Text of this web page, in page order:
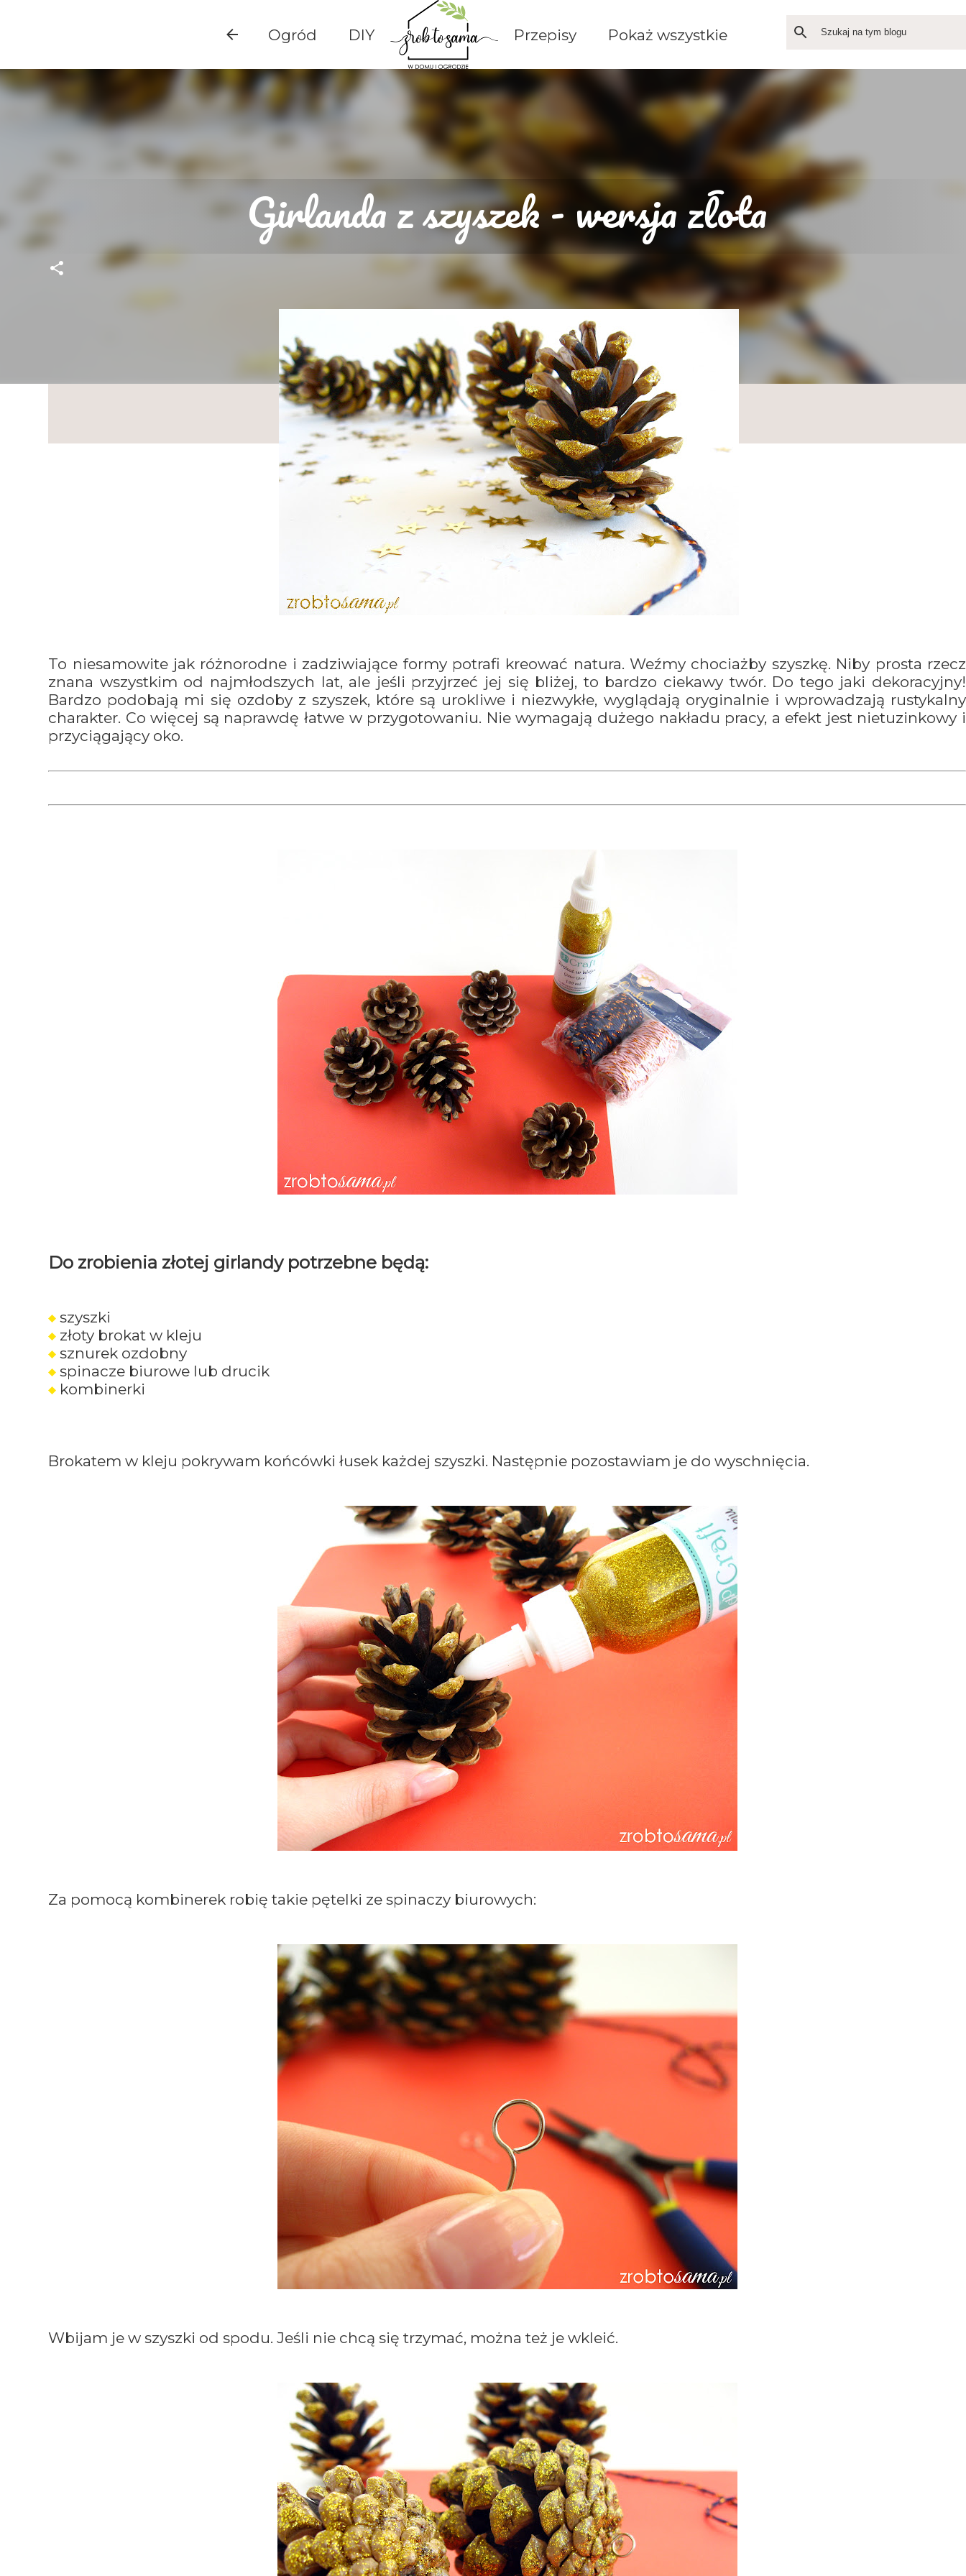
Przejdź do głównej zawartości
Ogród
DIY Przepisy Pokaż wszystkie
Girlanda z szyszek - wersja złota
To niesamowite jak różnorodne i zadziwiające formy potrafi kreować natura. Weźmy chociażby szyszkę. Niby prosta rzecz
znana wszystkim od najmłodszych lat, ale jeśli przyjrzeć jej się bliżej, to bardzo ciekawy twór. Do tego jaki dekoracyjny!
Bardzo podobają mi się ozdoby z szyszek, które są urokliwe i niezwykłe, wyglądają oryginalnie i wprowadzają rustykalny
charakter. Co więcej są naprawdę łatwe w przygotowaniu. Nie wymagają dużego nakładu pracy, a efekt jest nietuzinkowy i
przyciągający oko.
Do zrobienia złotej girlandy potrzebne będą:
szyszki
złoty brokat w kleju
sznurek ozdobny
spinacze biurowe lub drucik
kombinerki
Brokatem w kleju pokrywam końcówki łusek każdej szyszki. Następnie pozostawiam je do wyschnięcia.
Za pomocą kombinerek robię takie pętelki ze spinaczy biurowych:
Wbijam je w szyszki od spodu. Jeśli nie chcą się trzymać, można też je wkleić.